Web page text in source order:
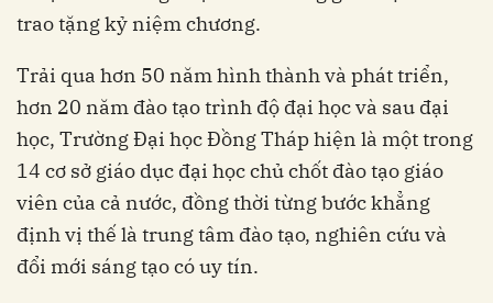
trao tặng kỷ niệm chương.
Trải qua hơn 50 năm hình thành và phát triển,
hơn 20 năm đào tạo trình độ đại học và sau đại
học, Trường Đại học Đồng Tháp hiện là một trong
14 cơ sở giáo dục đại học chủ chốt đào tạo giáo
viên của cả nước, đồng thời từng bước khẳng
định vị thế là trung tâm đào tạo, nghiên cứu và
đổi mới sáng tạo có uy tín.